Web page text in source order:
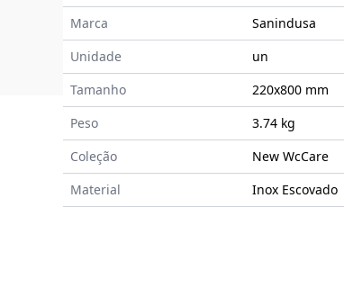
Marca
Sanindusa
Unidade
un
Tamanho
220x800mm
Peso
3.74 kg
Coleção
New WcCare
Material
Inox Escovado